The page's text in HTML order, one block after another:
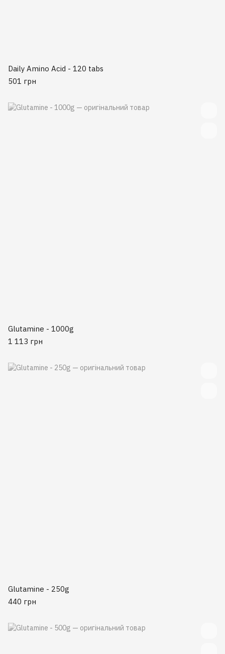
Daily Amino Acid - 120 tabs
501 грн
Glutamine - 1000g
1 113 грн
Glutamine - 250g
440 грн